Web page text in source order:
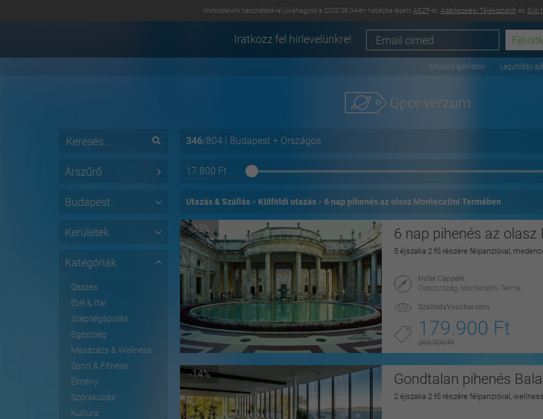
Weboldalunk használatával jóváhagyod a 2022.08.04-én hatályba lépett ÁSZF-et, Adatkezelési Tájékoztatót és Süti
Iratkozz fel hírlevelünkre!
Aktuális ajánlatok Legutóbbi
Árszűrő
Budapest
Kerületek
Kategóriák
Összes
Étel & Ital
Szépségápolás
Egészség
Masszázs & Wellness
Sport & Fitness
Élmény
Szórakozás
Kultúra
346/804 | Budapest + Országos
17.800 Ft
Utazás & Szállás Külföldi utazás 6 nap pihenés az olasz Montecatini Termében
-33% 6 nap pihenés az
5 éjszaka 2 fő részére félpanzióval,
Hotel Cappelli
Olaszország, Montecatini Terme
SzállodaVoucher.com
179.900 Ft
269.900 Ft
-14% Gondtalan pihenés
2 éjszaka 2 fő részére félpanzióval,